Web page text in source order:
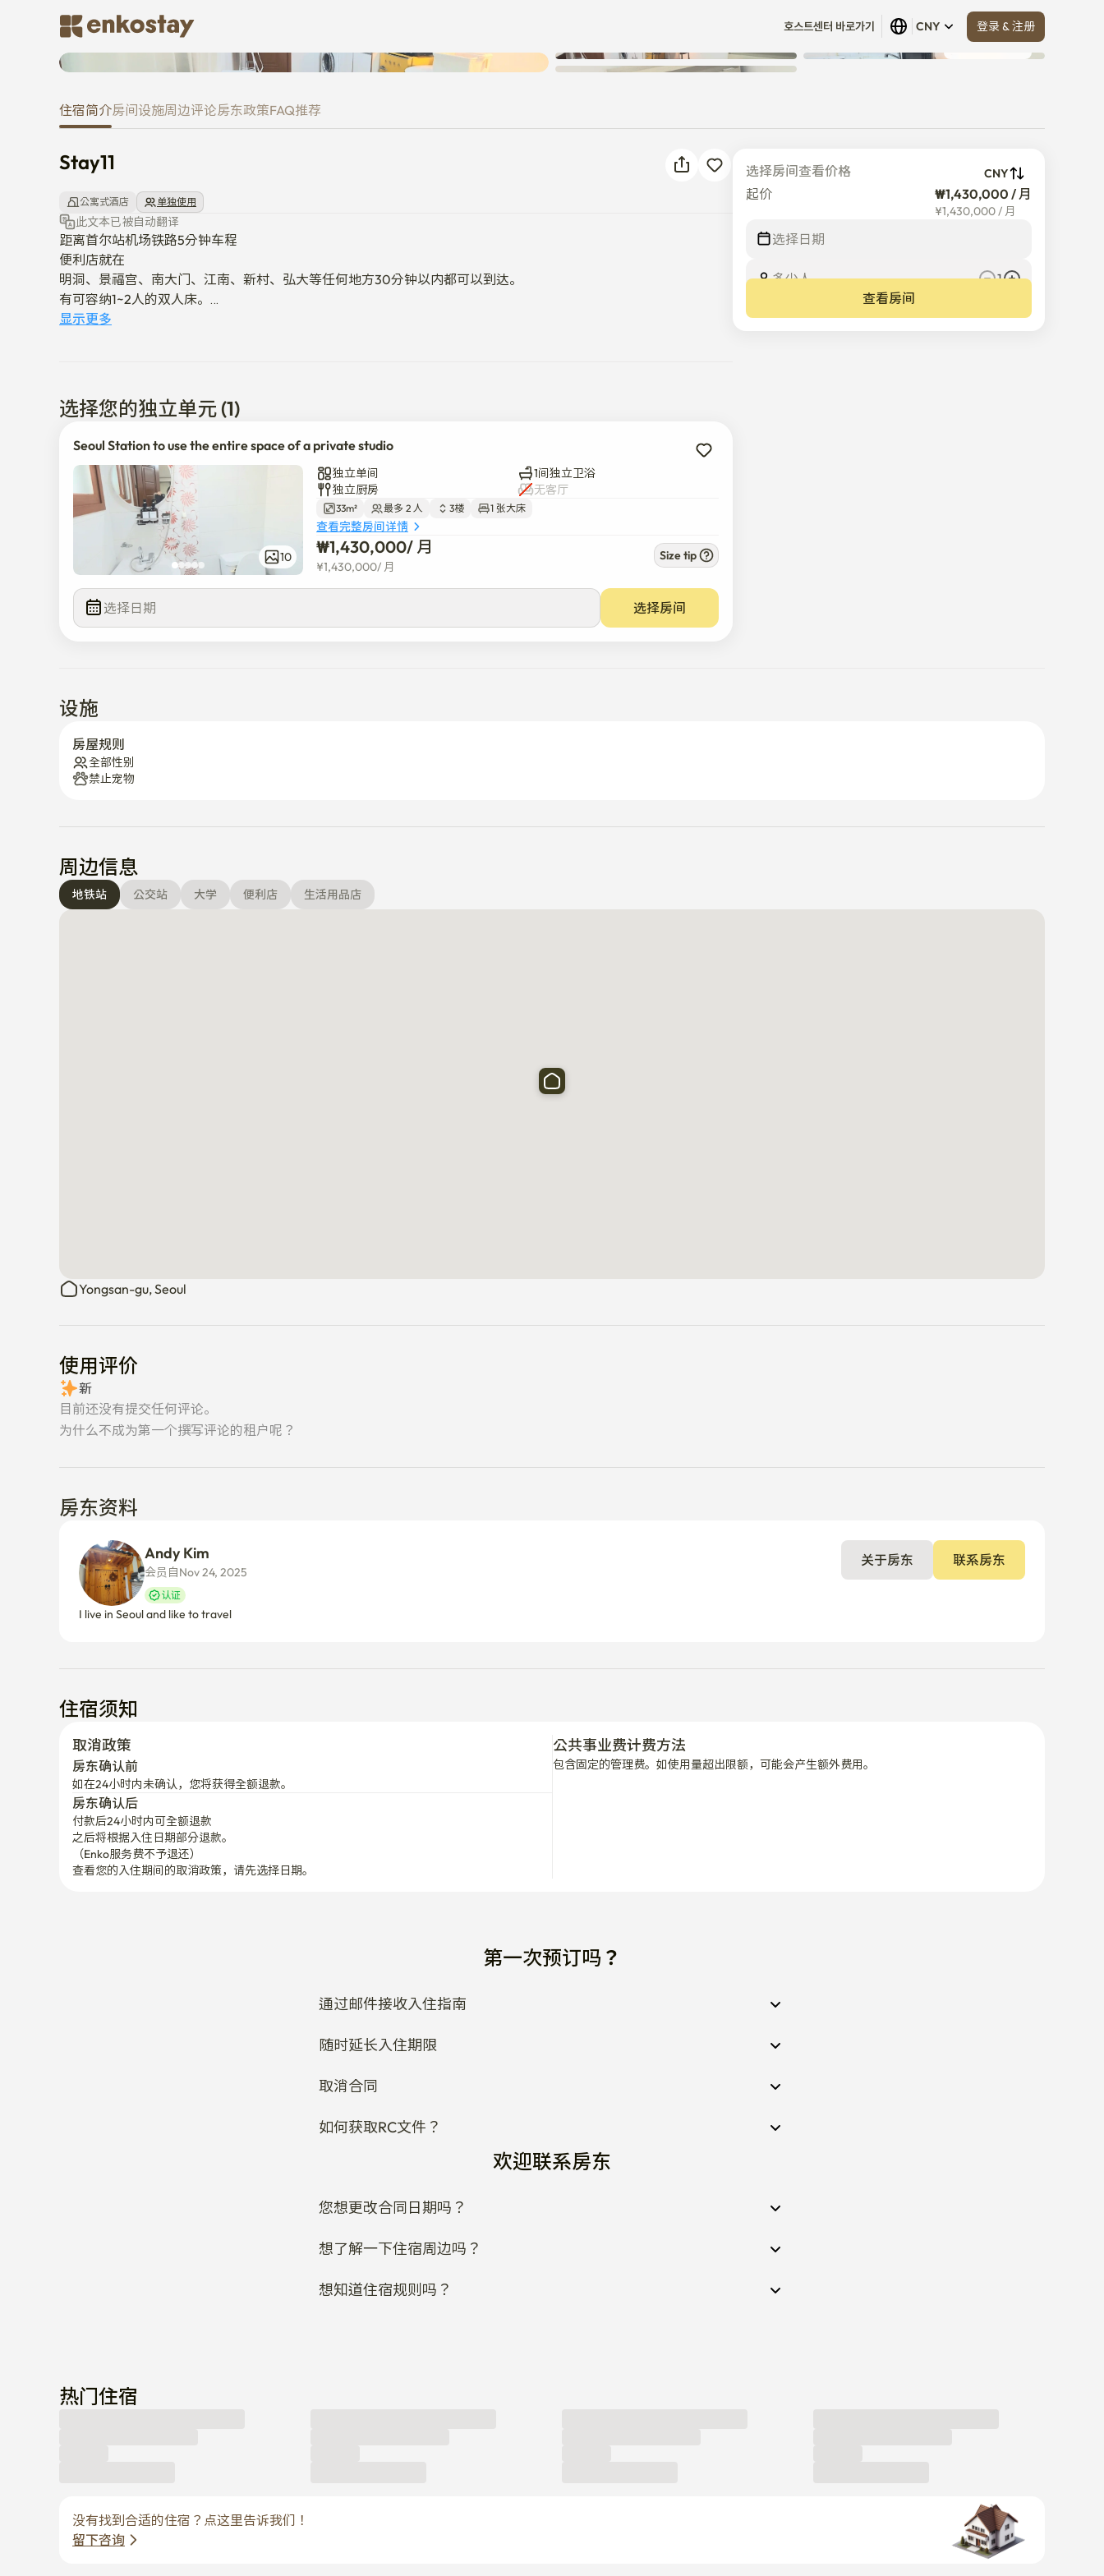
호스트센터 바로가기 CNY 登录 & 注册
Stay11
查看全部 (4)
住宿简介房间设施周边评论房东政策FAQ推荐
Stay11
公寓式酒店 单独使用
此文本已被自动翻译
距离首尔站机场铁路5分钟车程
便利店就在
明洞、景福宫、南大门、江南、新村、弘大等任何地方30分钟以内都可以到达。
有可容纳1~2人的双人床。
建筑物很安静
没有电梯的3楼
是没有山丘的平地
显示更多
选择您的独立单元 (1)
Seoul Station to use the entire space of a private studio
10
独立单间
1间独立卫浴
独立厨房
无客厅
33m² 最多 2 人 3楼 1 张大床
查看完整房间详情
₩1,430,000/ 月
¥1,430,000/ 月
Size tip
选择日期 选择房间
选择房间查看价格 CNY
起价 ₩1,430,000 / 月
¥1,430,000/ 月
选择日期
多少人
1
查看房间
设施
房屋规则
全部性别
禁止宠物
周边信息
地铁站 公交站 大学 便利店 生活用品店
Yongsan-gu, Seoul
使用评价
新
目前还没有提交任何评论。
为什么不成为第一个撰写评论的租户呢？
房东资料
Andy Kim
会员自Nov 24, 2025
认证
关于房东 联系房东
I live in Seoul and like to travel
住宿须知
取消政策
房东确认前
如在24小时内未确认，您将获得全额退款。
房东确认后
付款后24小时内可全额退款
之后将根据入住日期部分退款。
（Enko服务费不予退还）
查看您的入住期间的取消政策，请先选择日期。
公共事业费计费方法
包含固定的管理费。如使用量超出限额，可能会产生额外费用。
第一次预订吗？
通过邮件接收入住指南
随时延长入住期限
取消合同
如何获取RC文件？
欢迎联系房东
您想更改合同日期吗？
想了解一下住宿周边吗？
想知道住宿规则吗？
热门住宿
没有找到合适的住宿？点这里告诉我们！
留下咨询